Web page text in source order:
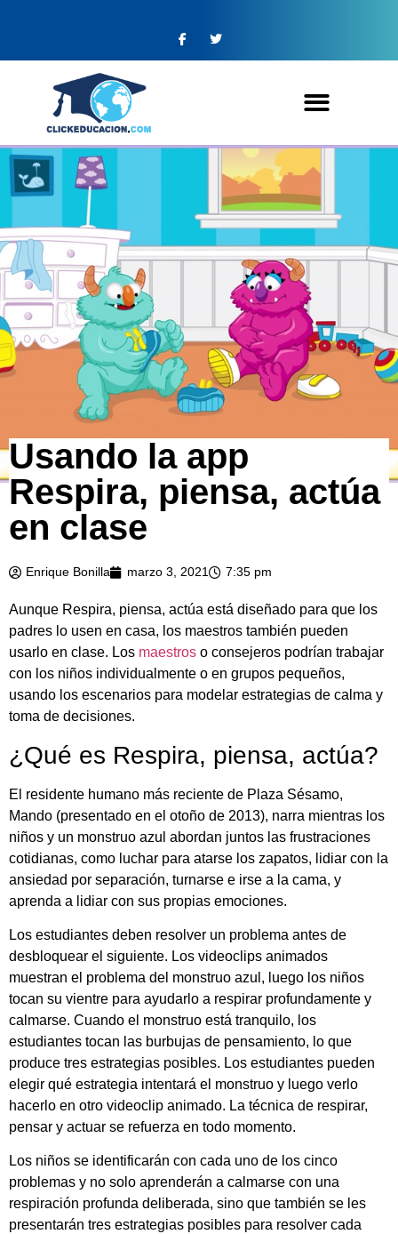
Usando la app
Respira, piensa, actúa
en clase
Enrique Bonilla marzo 3, 2021 7:35 pm
Aunque Respira, piensa, actúa está diseñado para que los
padres lo usen en casa, los maestros también pueden
usarlo en clase. Los maestros o consejeros podrían trabajar
con los niños individualmente o en grupos pequeños,
usando los escenarios para modelar estrategias de calma y
toma de decisiones.
¿Qué es Respira, piensa, actúa?
El residente humano más reciente de Plaza Sésamo,
Mando (presentado en el otoño de 2013), narra mientras los
niños y un monstruo azul abordan juntos las frustraciones
cotidianas, como luchar para atarse los zapatos, lidiar con la
ansiedad por separación, turnarse e irse a la cama, y
aprenda a lidiar con sus propias emociones.
Los estudiantes deben resolver un problema antes de
desbloquear el siguiente. Los videoclips animados
muestran el problema del monstruo azul, luego los niños
tocan su vientre para ayudarlo a respirar profundamente y
calmarse. Cuando el monstruo está tranquilo, los
estudiantes tocan las burbujas de pensamiento, lo que
produce tres estrategias posibles. Los estudiantes pueden
elegir qué estrategia intentará el monstruo y luego verlo
hacerlo en otro videoclip animado. La técnica de respirar,
pensar y actuar se refuerza en todo momento.
Los niños se identificarán con cada uno de los cinco
problemas y no solo aprenderán a calmarse con una
respiración profunda deliberada, sino que también se les
presentarán tres estrategias posibles para resolver cada